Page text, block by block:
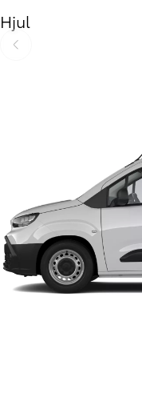
Hjul
Föregående